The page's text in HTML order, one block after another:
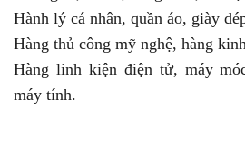
Hành lý cá nhân, quần áo, giày
Hàng thủ công mỹ nghệ, hàng
Hàng linh kiện điện tử, máy
máy tính.